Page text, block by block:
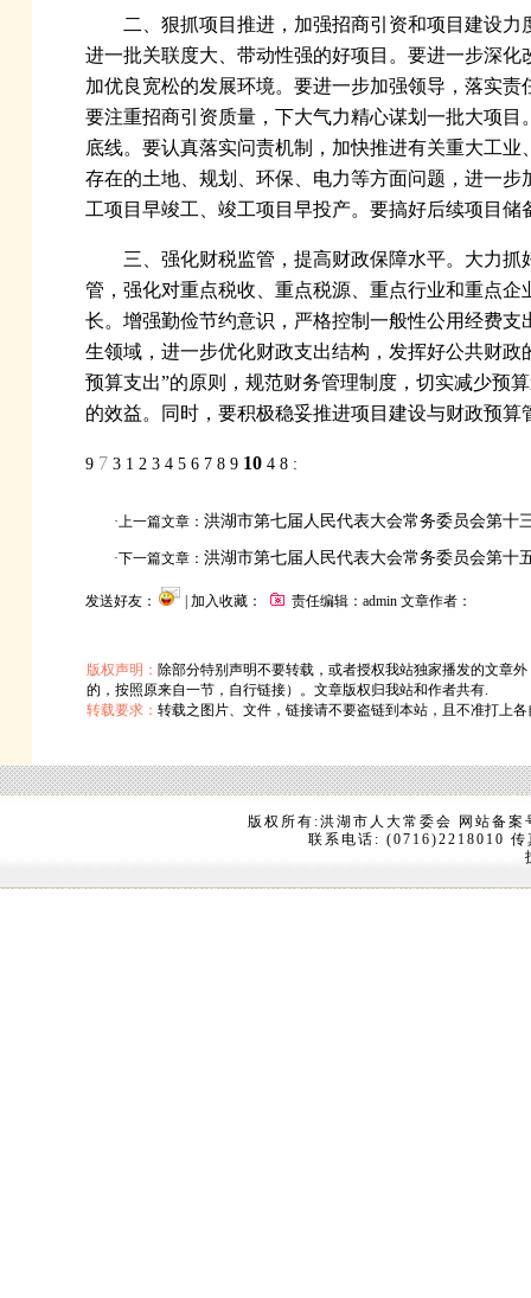
二、狠抓项目推进，加强招商引资和项目建设
进一批关联度大、带动性强的好项目。要进一步深
加优良宽松的发展环境。要进一步加强领导，落实
要注重招商引资质量，下大气力精心谋划一批大项
底线。要认真落实问责机制，加快推进有关重大工
存在的土地、规划、环保、电力等方面问题，进一
工项目早竣工、竣工项目早投产。要搞好后续项目
三、强化财税监管，提高财政保障水平。大力
管，强化对重点税收、重点税源、重点行业和重点
长。增强勤俭节约意识，严格控制一般性公用经费
生领域，进一步优化财政支出结构，发挥好公共财
预算支出”的原则，规范财务管理制度，切实减少预
的效益。同时，要积极稳妥推进项目建设与财政预算
9 7 3 1 2 3 4 5 6 7 8 9 10 4 8 :
·上一篇文章： 洪湖市第七届人民代表大会常务委员会第十
·下一篇文章： 洪湖市第七届人民代表大会常务委员会第十
发送好友： | 加入收藏： 责任编辑：admin 文章作者：
版权声明： 除部分特别声明不要转载，或者授权我站独家播发的文章
的，按照原来自一节，自行链接）。文章版权归我站和作者共有.
转载要求： 转载之图片、文件，链接请不要盗链到本站，且不准打上
版权所有:洪湖市人大常委会 网站备案
联系电话: (0716)2218010